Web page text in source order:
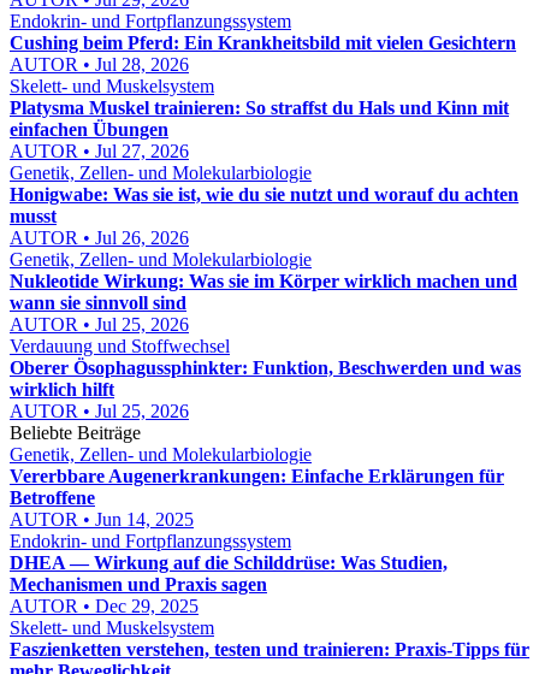
Endokrin- und Fortpflanzungssystem
Cushing beim Pferd: Ein Krankheitsbild mit vielen Gesichtern
AUTOR • Jul 28, 2026
Skelett- und Muskelsystem
Platysma Muskel trainieren: So straffst du Hals und Kinn mit
einfachen Übungen
AUTOR • Jul 27, 2026
Genetik, Zellen- und Molekularbiologie
Honigwabe: Was sie ist, wie du sie nutzt und worauf du achten
musst
AUTOR • Jul 26, 2026
Genetik, Zellen- und Molekularbiologie
Nukleotide Wirkung: Was sie im Körper wirklich machen und
wann sie sinnvoll sind
AUTOR • Jul 25, 2026
Verdauung und Stoffwechsel
Oberer Ösophagussphinkter: Funktion, Beschwerden und was
wirklich hilft
AUTOR • Jul 25, 2026
Beliebte Beiträge
Genetik, Zellen- und Molekularbiologie
Vererbbare Augenerkrankungen: Einfache Erklärungen für
Betroffene
AUTOR • Jun 14, 2025
Endokrin- und Fortpflanzungssystem
DHEA — Wirkung auf die Schilddrüse: Was Studien,
Mechanismen und Praxis sagen
AUTOR • Dec 29, 2025
Skelett- und Muskelsystem
Faszienketten verstehen, testen und trainieren: Praxis‑Tipps für